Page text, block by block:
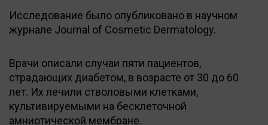
Исследование было опубликовано в научном
журнале Journal of Cosmetic Dermatology.
Врачи описали случаи пяти пациентов,
страдающих диабетом, в возрасте от 30 до 60
лет. Их лечили стволовыми клетками,
культивируемыми на бесклеточной
амниотической мембране.